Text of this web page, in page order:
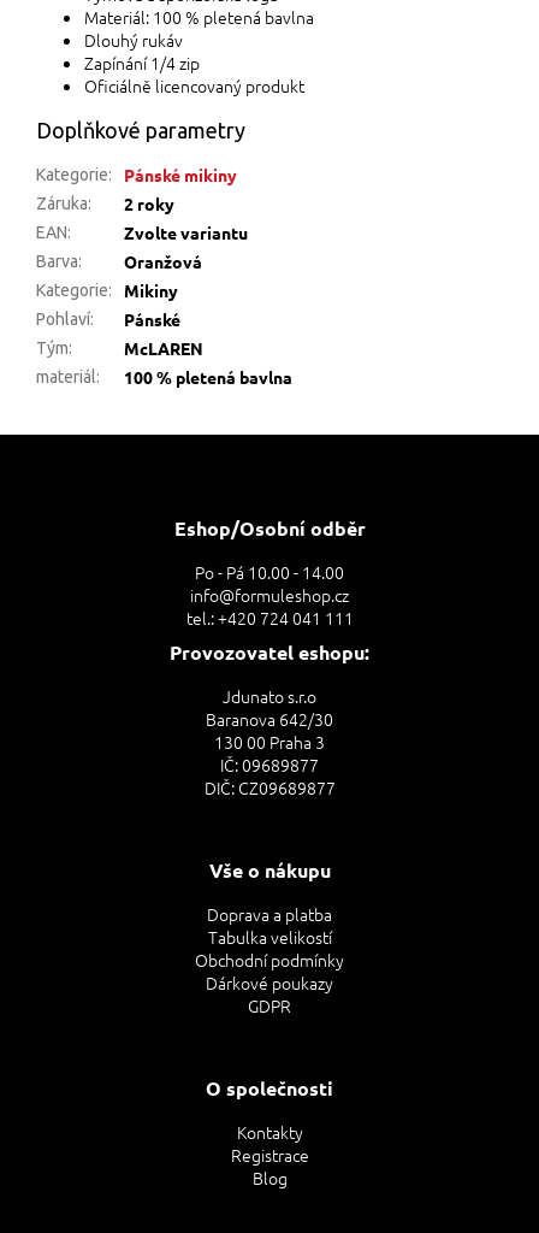
Materiál: 100 % pletená bavlna
Dlouhý rukáv
Zapínání 1/4 zip
Oficiálně licencovaný produkt
Doplňkové parametry
Kategorie: Pánské mikiny
Záruka: 2 roky
EAN: Zvolte variantu
Barva: Oranžová
Kategorie: Mikiny
Pohlaví: Pánské
Tým: McLAREN
materiál: 100 % pletená bavlna
Eshop/Osobní odběr
Po - Pá 10.00 - 14.00
info@formuleshop.cz
tel.: +420 724 041 111
Provozovatel eshopu:
Jdunato s.r.o
Baranova 642/30
130 00 Praha 3
IČ: 09689877
DIČ: CZ09689877
Vše o nákupu
Doprava a platba
Tabulka velikostí
Obchodní podmínky
Dárkové poukazy
GDPR
O společnosti
Kontakty
Registrace
Blog